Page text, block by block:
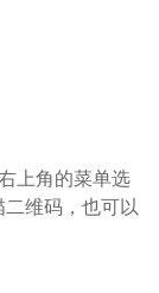
上角的菜单选
维码，也可以